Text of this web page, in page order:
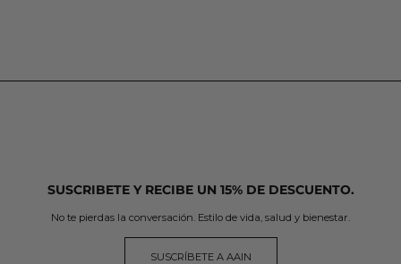
SUSCRIBETE Y RECIBE UN 15% DE DESCUENTO.
No te pierdas la conversación. Estilo de vida, salud y bienestar.
SUSCRÍBETE A AAIN